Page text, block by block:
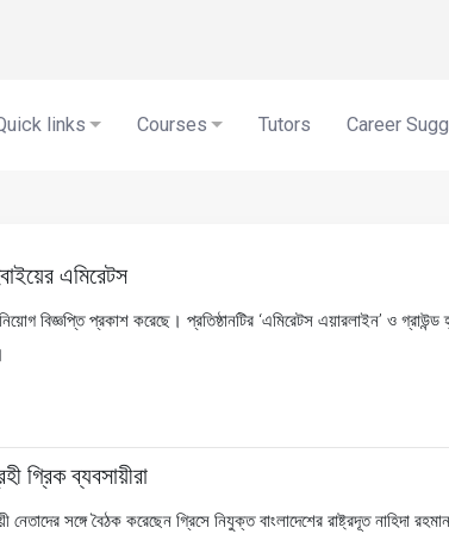
links Courses Tutors Career
এমিরেটস
বিজ্ঞপ্তি প্রকাশ করেছে। প্রতিষ্ঠানটির ‘এমিরেটস এয়ারলাইন’ ও গ্রাউন্ড
গ্রিক ব্যবসায়ীরা
নেতাদের সঙ্গে বৈঠক করেছেন গ্রিসে নিযুক্ত বাংলাদেশের রাষ্ট্রদূত